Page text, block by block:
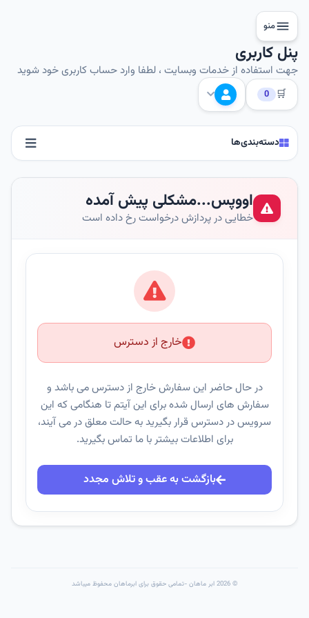
منو
پنل کاربری
جهت استفاده از خدمات وبسایت ، لطفا وارد حساب کاربری خود شوید
🛒
0
دسته‌بندی‌ها
اووپس...مشکلی پیش آمده
خطایی در پردازش درخواست رخ داده است
خارج از دسترس
در حال حاضر این سفارش خارج از دسترس می باشد و
سفارش های ارسال شده برای این آیتم تا هنگامی که این
سرویس در دسترس قرار بگیرید به حالت معلق در می آیند،
برای اطلاعات بیشتر با ما تماس بگیرید.
بازگشت به عقب و تلاش مجدد
© 2026 ابر ماهان -تمامی حقوق برای ابرماهان محفوظ میباشد